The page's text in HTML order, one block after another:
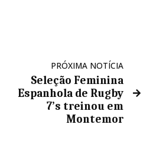
PRÓXIMA NOTÍCIA
Seleção Feminina
Espanhola de Rugby
7’s treinou em
Montemor